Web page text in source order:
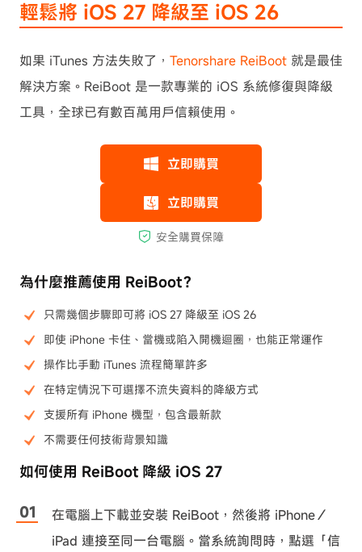
輕鬆將 iOS 27 降級至 iOS 26
如果 iTunes 方法失敗了， Tenorshare ReiBoot 就是最佳
解決方案。ReiBoot 是一款專業的 iOS 系統修復與降級
工具，全球已有數百萬用戶信賴使用。
為什麼推薦使用 ReiBoot？
只需幾個步驟即可將 iOS 27 降級至 iOS 26
即使 iPhone 卡住、當機或陷入開機迴圈，也能正常運作
操作比手動 iTunes 流程簡單許多
在特定情況下可選擇不流失資料的降級方式
支援所有 iPhone 機型，包含最新款
不需要任何技術背景知識
如何使用 ReiBoot 降級 iOS 27
在電腦上下載並安裝 ReiBoot，然後將 iPhone／
iPad 連接至同一台電腦。當系統詢問時，點選「信